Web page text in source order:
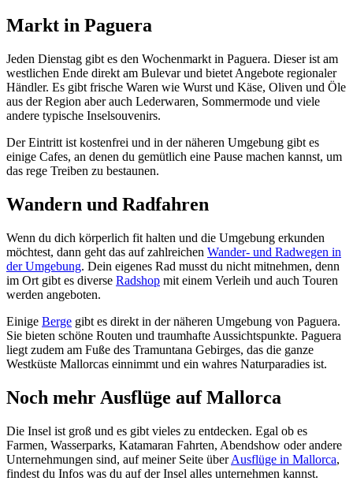
Markt in Paguera
Jeden Dienstag gibt es den Wochenmarkt in Paguera. Dieser ist am
westlichen Ende direkt am Bulevar und bietet Angebote regionaler
Händler. Es gibt frische Waren wie Wurst und Käse, Oliven und Öle
aus der Region aber auch Lederwaren, Sommermode und viele
andere typische Inselsouvenirs.
Der Eintritt ist kostenfrei und in der näheren Umgebung gibt es
einige Cafes, an denen du gemütlich eine Pause machen kannst, um
das rege Treiben zu bestaunen.
Wandern und Radfahren
Wenn du dich körperlich fit halten und die Umgebung erkunden
möchtest, dann geht das auf zahlreichen Wander- und Radwegen in
der Umgebung. Dein eigenes Rad musst du nicht mitnehmen, denn
im Ort gibt es diverse Radshop mit einem Verleih und auch Touren
werden angeboten.
Einige Berge gibt es direkt in der näheren Umgebung von Paguera.
Sie bieten schöne Routen und traumhafte Aussichtspunkte. Paguera
liegt zudem am Fuße des Tramuntana Gebirges, das die ganze
Westküste Mallorcas einnimmt und ein wahres Naturparadies ist.
Noch mehr Ausflüge auf Mallorca
Die Insel ist groß und es gibt vieles zu entdecken. Egal ob es
Farmen, Wasserparks, Katamaran Fahrten, Abendshow oder andere
Unternehmungen sind, auf meiner Seite überAusflüge in Mallorca,
findest du Infos was du auf der Insel alles unternehmen kannst.